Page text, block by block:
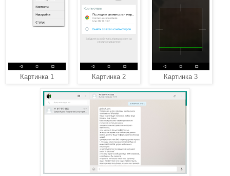
Картинка 1 Картинка 2 Картинка 3